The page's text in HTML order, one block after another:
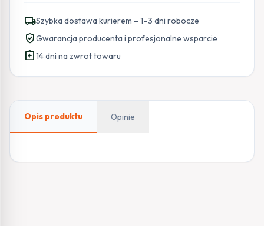
local_shippingSzybka dostawa kurierem – 1–3 dni robocze
verified_userGwarancja producenta i profesjonalne wsparcie
assignment_return14 dni na zwrot towaru
Opis produktu Opinie